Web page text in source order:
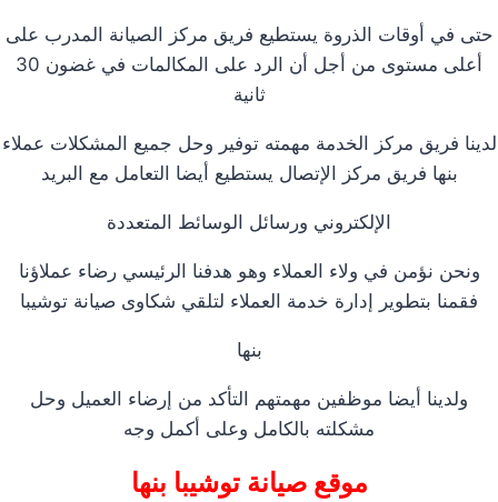
حتى في أوقات الذروة يستطيع فريق مركز الصيانة المدرب على
أعلى مستوى من أجل أن الرد على المكالمات في غضون 30
ثانية
لدينا فريق مركز الخدمة مهمته توفير وحل جميع المشكلات عملاء
بنها فريق مركز الإتصال يستطيع أيضا التعامل مع البريد
الإلكتروني ورسائل الوسائط المتعددة
ونحن نؤمن في ولاء العملاء وهو هدفنا الرئيسي رضاء عملاؤنا
فقمنا بتطوير إدارة خدمة العملاء لتلقي شكاوى صيانة توشيبا
بنها
ولدينا أيضا موظفين مهمتهم التأكد من إرضاء العميل وحل
مشكلته بالكامل وعلى أكمل وجه
موقع صيانة توشيبا بنها